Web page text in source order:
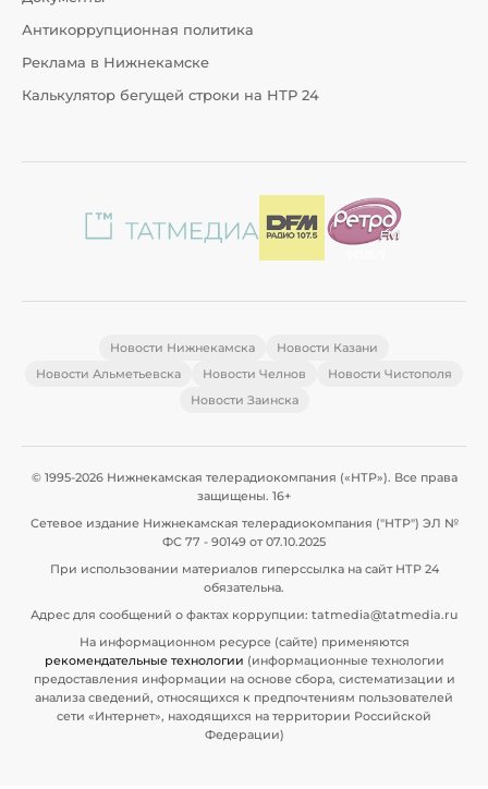
Антикоррупционная политика
Реклама в Нижнекамске
Калькулятор бегущей строки на НТР 24
Новости Нижнекамска
Новости Казани
Новости Альметьевска
Новости Челнов
Новости Чистополя
Новости Заинска
© 1995-2026 Нижнекамская телерадиокомпания («НТР»). Все права
защищены. 16+
Сетевое издание Нижнекамская телерадиокомпания ("НТР") ЭЛ №
ФС 77 - 90149 от 07.10.2025
При использовании материалов гиперссылка на сайт НТР 24
обязательна.
Адрес для сообщений о фактах коррупции: tatmedia@tatmedia.ru
На информационном ресурсе (сайте) применяются
рекомендательные технологии (информационные технологии
предоставления информации на основе сбора, систематизации и
анализа сведений, относящихся к предпочтениям пользователей
сети «Интернет», находящихся на территории Российской
Федерации)